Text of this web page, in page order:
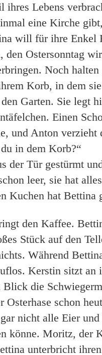
ihres Lebens
eine Kirche
will für ihre Enkel
den Ostersonntag
Noch
Korb, in dem
Garten. Sie legt
Einen
und Anton verzieht
in dem Korb?“
der Tür gestürmt
leer, sie hat
Kuchen hat Bettina
den Kaffee.
Stück auf den
Während
Kerstin sitzt an
Blick die
Osterhase schon
nicht alle Eier
könne. Moritz, der
unterbricht